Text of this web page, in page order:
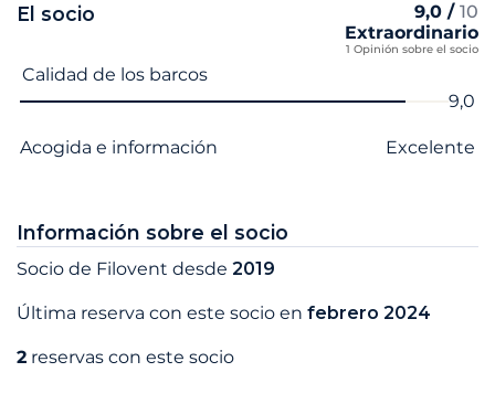
El socio 9,0 / 10
Extraordinario
1 Opinión sobre el socio
Nombre del criterio
Calidad de los barcos
9,0
Acogida e información Excelente
Información sobre el socio
Socio de Filovent desde 2019
Última reserva con este socio en febrero 2024
2 reservas con este socio